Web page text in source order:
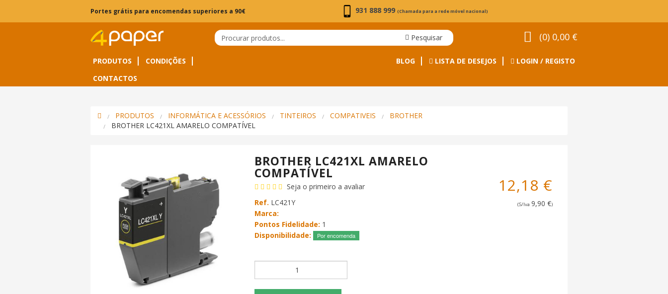
Portes grátis para encomendas superiores a 90€ 931 888 999 (Chamada para a rede móvel nacional)
(0) 0,00 €
Pesquisar
PRODUTOS
CONDIÇÕES
CONTACTOS
BLOG LISTA DE DESEJOS LOGIN / REGISTO
PRODUTOS INFORMÁTICA E ACESSÓRIOS TINTEIROS COMPATIVEIS
BROTHER
BROTHER LC421XL AMARELO COMPATÍVEL
BROTHER LC421XL AMARELO
COMPATÍVEL
Seja o primeiro a avaliar
Ref. LC421Y
Marca:
Pontos Fidelidade: 1
Disponibilidade:
Por encomenda
12,18 €
(S/Iva 9,90 €)